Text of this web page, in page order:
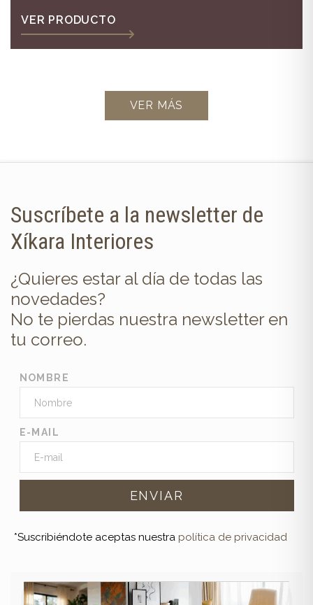
mesa de comedor extensible como la modelo Geo
te servirá para que habitualmente sin extenderla
coman 6 personas y según vayas necesitando
acoples los extensibles para todos los comensales.
VER PRODUCTO
VER MÁS
Suscríbete a la newsletter de
Xíkara Interiores
¿Quieres estar al día de todas las
novedades?
No te pierdas nuestra newsletter en
tu correo.
NOMBRE
E-MAIL
*Suscribiéndote aceptas nuestra política de privacidad